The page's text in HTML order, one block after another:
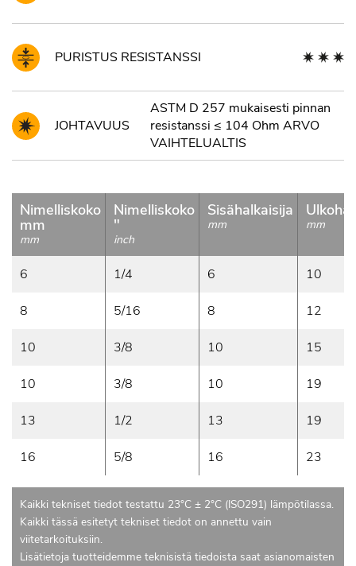
PURISTUS RESISTANSSI
JOHTAVUUS
ASTM D 257 mukaisesti pinnan
resistanssi ≤ 104 Ohm ARVO
VAIHTELUALTIS
Nimelliskoko
mm
mm
Nimelliskoko
"
inch
Sisähalkaisija
mm mm
6 1/4 6 10
8 5/16 8 12
10 3/8 10 15
10 3/8 10 19
13 1/2 13 19
16 5/8 16 23
Kaikki tekniset tiedot testattu 23°C ± 2°C (ISO291) lämpötilassa.
Kaikki tässä esitetyt tekniset tiedot on annettu vain
viitetarkoituksiin.
Lisätietoja tuotteidemme teknisistä tiedoista saat asianomaisten